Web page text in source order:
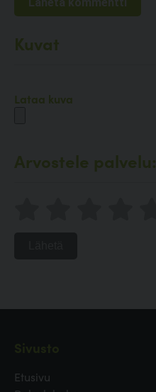
Kuvat
Lataa kuva
Arvostele palvelu:
Etusivu